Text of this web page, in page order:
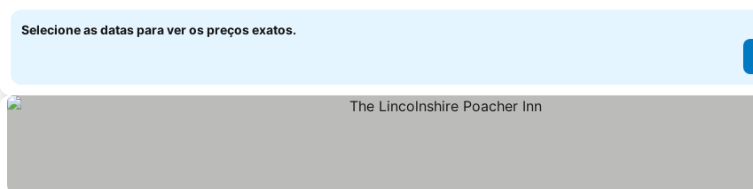
Selecione as datas para ver os preços exatos.